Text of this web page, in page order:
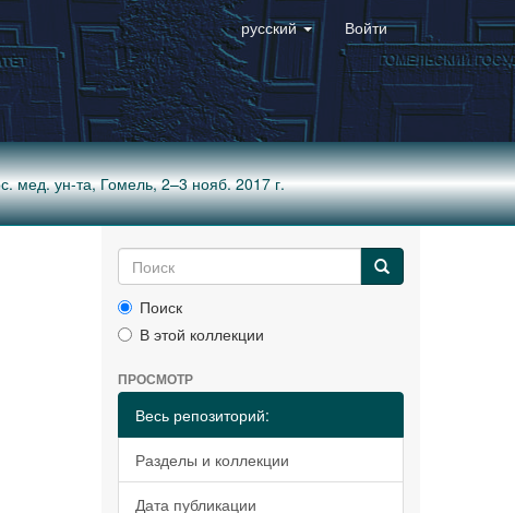
русский Войти
мед. ун-та, Гомель, 2–3 нояб. 2017 г.
Поиск
В этой коллекции
ПРОСМОТР
Весь репозиторий:
Разделы и коллекции
Дата публикации